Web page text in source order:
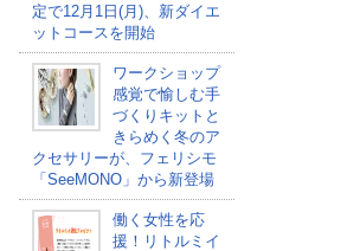
定で12月1日(月)、新ダイエ
ットコースを開始
ワークショップ
感覚で愉しむ手
づくりキットと
きらめく冬のア
クセサリーが、フェリシモ
「SeeMONO」から新登場
働く女性を応
援！リトルミイ